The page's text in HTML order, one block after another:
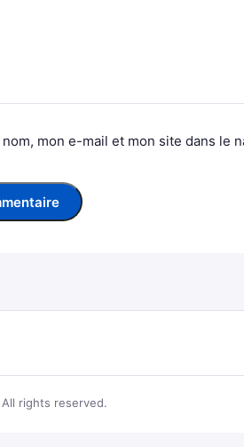
mon e-mail et mon site dans le
rights reserved.